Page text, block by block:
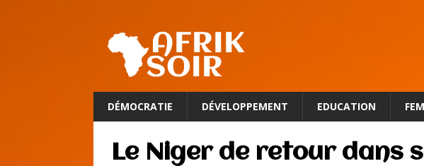
DÉMOCRATIE DÉVELOPPEMENT EDUCATION
Le Niger de retour dans